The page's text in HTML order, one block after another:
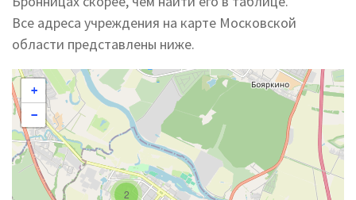
Все адреса учреждения на карте Московской
области представлены ниже.
2
+
−